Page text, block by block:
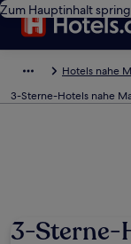
Zum Hauptinhalt
Hotels nahe
3-Sterne-Hotels nahe
3-Sterne-